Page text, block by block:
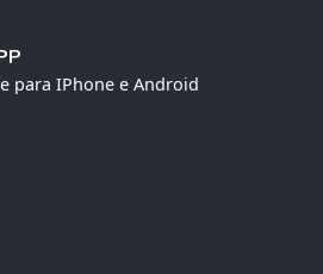
para IPhone e Android